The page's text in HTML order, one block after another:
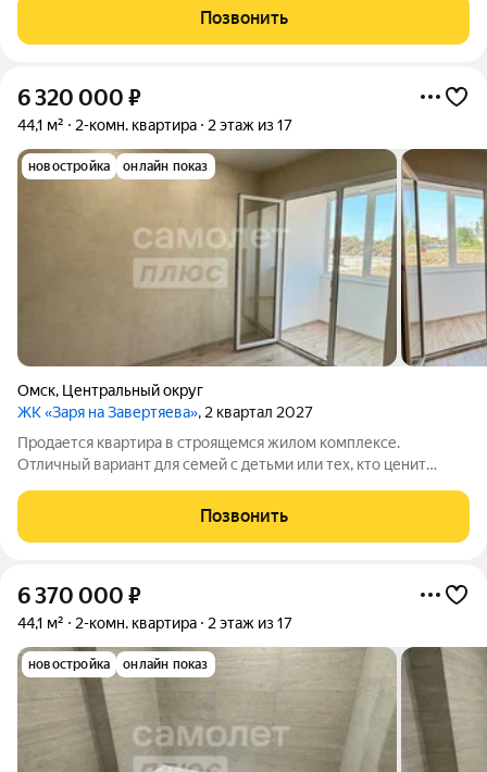
дома. Квартира с ремонтом от застройщика - обои,
межкомнатные двери, окна ПВХ,
Позвонить
6 320 000 ₽
44,1 м² 2-комн. квартира 2 этаж из 17
новостройка онлайн показ
Омск, Центральный округ
ЖК «Заря на Завертяева», 2 квартал 2027
Продается квартира в строящемся жилом комплексе.
Отличный вариант для семей с детьми или тех, кто ценит
ипотека» со ставкой от 5%! О КВАРТИРЕ И РЕМОНТЕ:
Квартира сдается с готовым чистовым
Позвонить
6 370 000 ₽
44,1 м² 2-комн. квартира 2 этаж из 17
новостройка онлайн показ